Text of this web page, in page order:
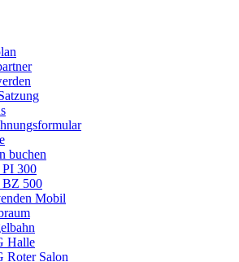
buchen
300
BZ 500
Mobil
Halle
Roter Salon